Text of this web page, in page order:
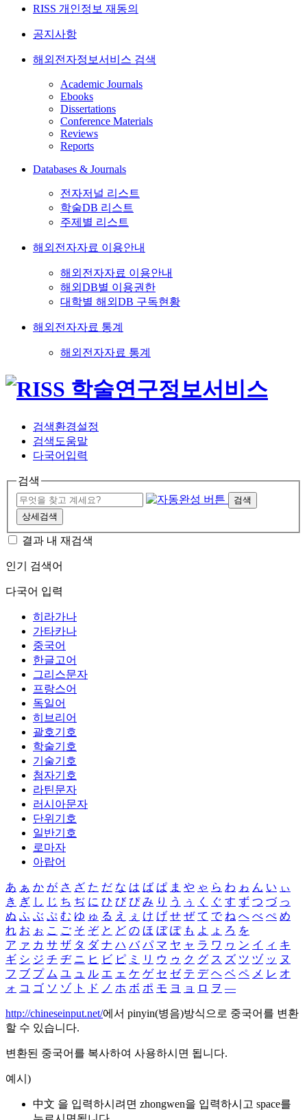
RISS 개인정보 재동의
공지사항
해외전자정보서비스 검색
Academic Journals
Ebooks
Dissertations
Conference Materials
Reviews
Reports
Databases & Journals
전자저널 리스트
학술DB 리스트
주제별 리스트
해외전자자료 이용안내
해외전자자료 이용안내
해외DB별 이용권한
대학별 해외DB 구독현황
해외전자자료 통계
해외전자자료 통계
검색환경설정
검색도움말
다국어입력
검색
검색
상세검색
결과 내 재검색
인기 검색어
다국어 입력
히라가나
가타카나
중국어
한글고어
그리스문자
프랑스어
독일어
히브리어
괄호기호
학술기호
기술기호
첨자기호
라틴문자
러시아문자
단위기호
일반기호
로마자
아랍어
あ ぁ か が さ ざ た だ な は ば ぱ ま や ゃ ら わ ゎ ん い ぃ
き ぎ し じ ち ぢ に ひ び ぴ み り う ぅ く ぐ す ず つ づ っ
ぬ ふ ぶ ぷ む ゆ ゅ る え ぇ け げ せ ぜ て で ね へ べ ぺ め
れ お ぉ こ ご そ ぞ と ど の ほ ぼ ぽ も よ ょ ろ を
ア ァ カ サ ザ タ ダ ナ ハ バ パ マ ヤ ャ ラ ワ ヮ ン イ ィ キ
ギ シ ジ チ ヂ ニ ヒ ビ ピ ミ リ ウ ゥ ク グ ス ズ ツ ヅ ッ ヌ
フ ブ プ ム ユ ュ ル エ ェ ケ ゲ セ ゼ テ デ ヘ ベ ペ メ レ オ
ォ コ ゴ ソ ゾ ト ド ノ ホ ボ ポ モ ヨ ョ ロ ヲ ―
http://chineseinput.net/에서 pinyin(병음)방식으로 중국어를 변환
할 수 있습니다.
변환된 중국어를 복사하여 사용하시면 됩니다.
예시)
中文 을 입력하시려면 zhongwen을 입력하시고 space를